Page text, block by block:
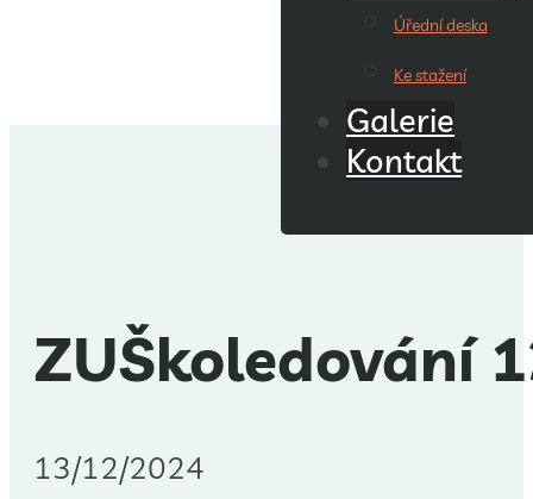
Úřední deska
Ke stažení
Galerie
Kontakt
ZUŠkoledování
13/12/2024